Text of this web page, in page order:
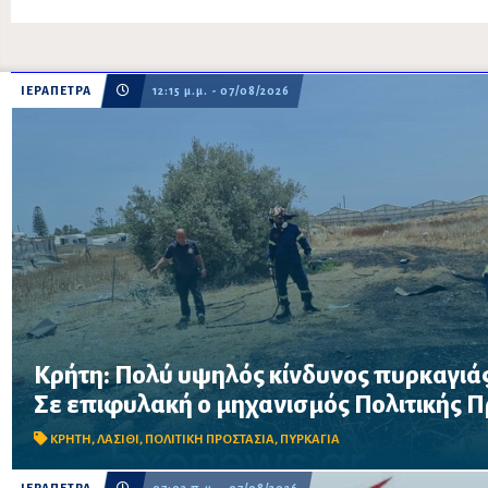
ΙΕΡΑΠΕΤΡΑ 12:15 μ.μ. - 07/08/2026
Κρήτη: Πολύ υψηλός κίνδυνος
Σε επιφυλακή ο μηχανισμός Πολιτικής
ΚΡΗΤΗ ,ΛΑΣΙΘΙ , ΠΟΛΙΤΙΚΗ ΠΡΟΣΤΑΣΙΑ, ΠΥΡΚΑΓΙΑ
Σε επιφυλακή ο μηχανισμός Πολιτικής Προστασίας λόγω πολύ
στην Κρήτη το Σάββατο 8 Αυγούστου – Απαγορεύονται η χρήση
δασικές περιοχές, μεταξύ των οποίω...